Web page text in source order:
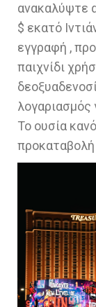
ανακαλύψτε
$ εκατό
εγγραφή ,
παιχνίδι
λογαριασμός
Το ουσία